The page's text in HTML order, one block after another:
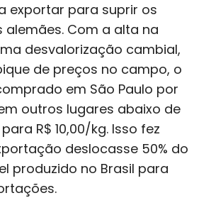
exportar para suprir os
Com a alta na
desvalorização cambial,
de preços no campo, o
em São Paulo por
outros lugares abaixo de
R$ 10,00/kg. Isso fez
deslocasse 50% do
produzido no Brasil para